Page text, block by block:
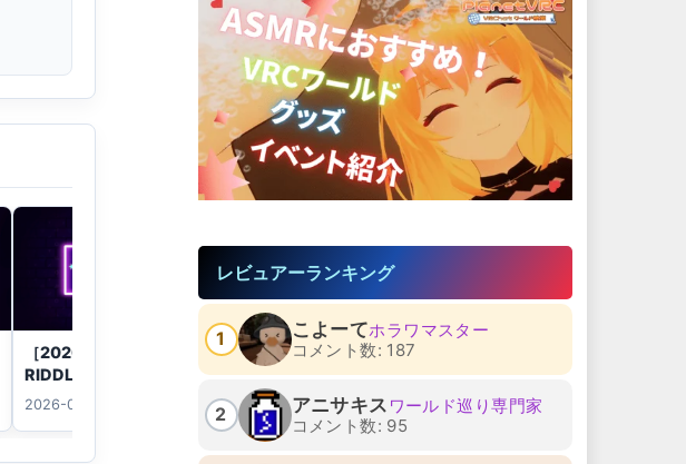
［2026-7-10］BAR
RIDDLE ＃EP50
2026-08-04 22:00
［2026-7-10］BAR
RIDDLE ＃EP50
2026-08-03 22:00
RIDDLE ＃EP50
2026-08-02 22:00
レビュアーランキング
1 こよーてホラワマスター
コメント数: 187
2 アニサキス ワールド巡り専門家
コメント数: 95